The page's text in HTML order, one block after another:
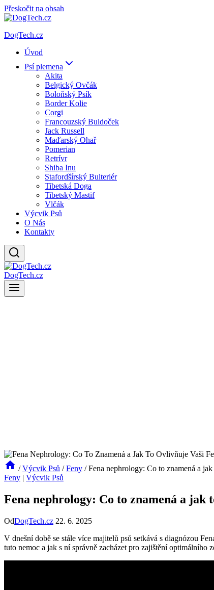
Přeskočit na obsah
DogTech.cz
Úvod
Psí plemena
Akita
Belgický Ovčák
Boloňský Psík
Border Kolie
Corgi
Francouzský Buldoček
Jack Russell
Maďarský Ohař
Pomerian
Retrívr
Shiba Inu
Stafordšírský Bulteriér
Tibetská Doga
Tibetský Mastif
Vlčák
Výcvik Psů
O Nás
Kontakty
DogTech.cz
/ Výcvik Psů / Feny / Fena nephrology: Co to znamená a
Feny | Výcvik Psů
Fena nephrology: Co to znamená a jak
OdDogTech.cz 22. 6. 2025
V dnešní době se stále více majitelů psů setkává s diagnózou
tuto nemoc a jak s ní správně zacházet pro zajištění optimálního